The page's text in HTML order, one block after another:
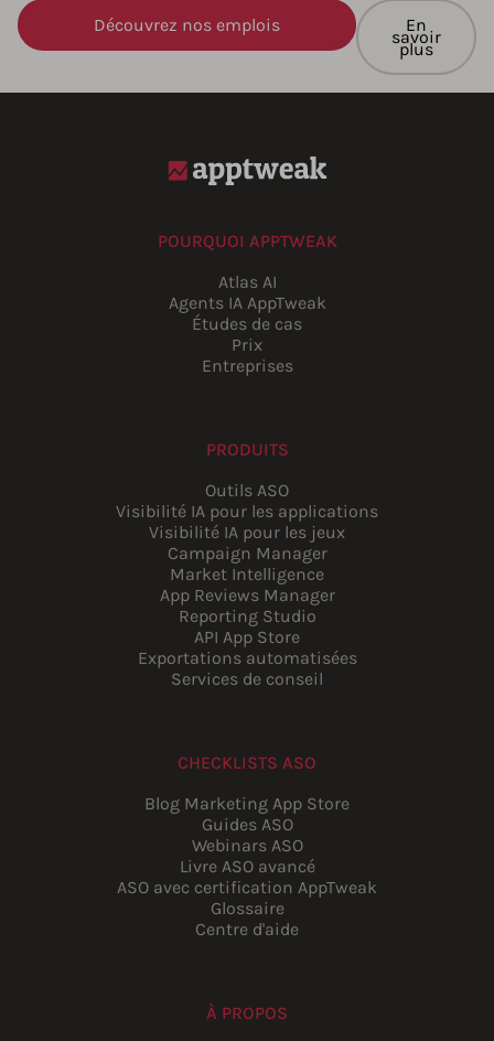
Découvrez nos emplois
En
savoir
plus
POURQUOI APPTWEAK
Atlas AI
Agents IA AppTweak
Études de cas
Prix
Entreprises
PRODUITS
Outils ASO
Visibilité IA pour les applications
Visibilité IA pour les jeux
Campaign Manager
Market Intelligence
App Reviews Manager
Reporting Studio
API App Store
Exportations automatisées
Services de conseil
CHECKLISTS ASO
Blog Marketing App Store
Guides ASO
Webinars ASO
Livre ASO avancé
ASO avec certification AppTweak
Glossaire
Centre d'aide
À PROPOS